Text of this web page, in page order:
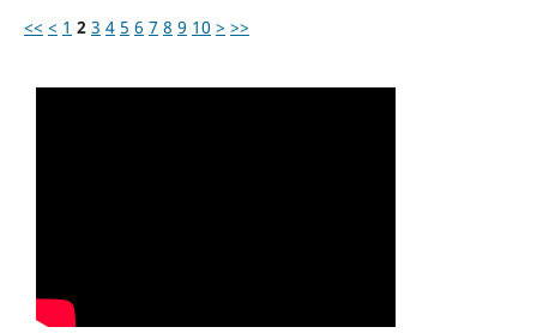
<< < 1 2 3 4 5 6 7 8 9 10 > >>